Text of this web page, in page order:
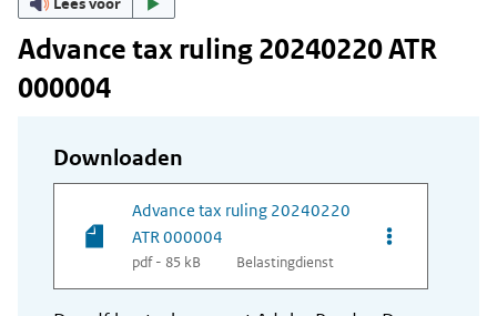
Advance tax ruling 20240220 ATR
000004
Downloaden
Advance tax ruling 20240220
ATR 000004
pdf - 85 kB Belastingdienst
Opties van